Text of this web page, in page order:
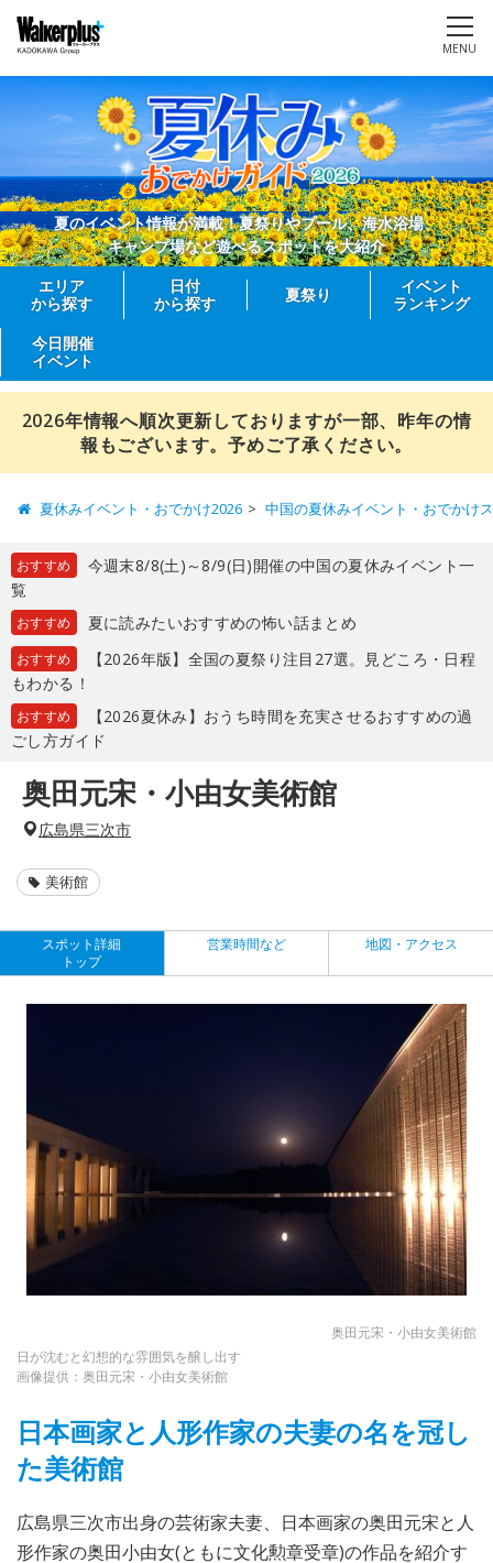
MENU
夏のイベント情報が満載！夏祭りやプール、海水浴場、
キャンプ場など遊べるスポットを大紹介
エリア
から探す
日付
から探す
夏祭り
イベント
ランキング
今日開催
イベント
2026年情報へ順次更新しておりますが一部、昨年の情
報もございます。予めご了承ください。
夏休みイベント・おでかけ2026 中国の夏休みイベント・おでかけ
おすすめ
今週末8/8(土)～8/9(日)開催の中国の夏休みイベント一
覧
おすすめ 夏に読みたいおすすめの怖い話まとめ
おすすめ
【2026年版】全国の夏祭り注目27選。見どころ・日程
もわかる！
おすすめ
【2026夏休み】おうち時間を充実させるおすすめの過
ごし方ガイド
奥田元宋・小由女美術館
広島県三次市
美術館
スポット詳細
トップ
営業時間など 地図・アクセス
奥田元宋・小由女美術館
日が沈むと幻想的な雰囲気を醸し出す
画像提供：奥田元宋・小由女美術館
日本画家と人形作家の夫妻の名を冠し
た美術館
広島県三次市出身の芸術家夫妻、日本画家の奥田元宋と人
形作家の奥田小由女(ともに文化勲章受章)の作品を紹介す